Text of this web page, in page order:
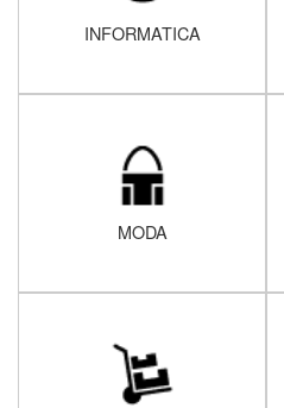
INFORMATICA
MODA